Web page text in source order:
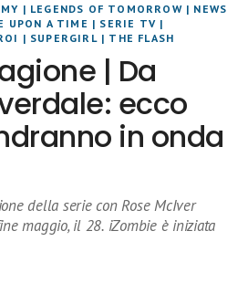
| LEGENDS OF TOMORROW| NEWS
UPON A TIME | SERIE TV |
| SUPERGIRL| THE FLASH
| Da
ecco
in onda
della serie con Rose McIver
maggio, il 28. iZombie è iniziata